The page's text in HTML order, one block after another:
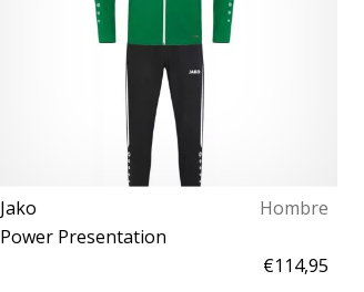
Jako
Hombre
Power Presentation
€114,95